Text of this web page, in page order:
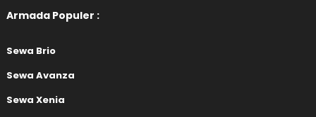
Armada Populer :
Sewa Brio
Sewa Avanza
Sewa Xenia